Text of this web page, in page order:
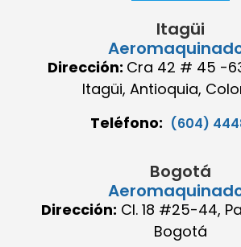
Itagüi
Dirección: Cra 42 # 45 -
Itagüi, Antioquia,
Teléfono: (604)
Bogotá
Dirección: Cl. 18 #25-44,
Bogotá